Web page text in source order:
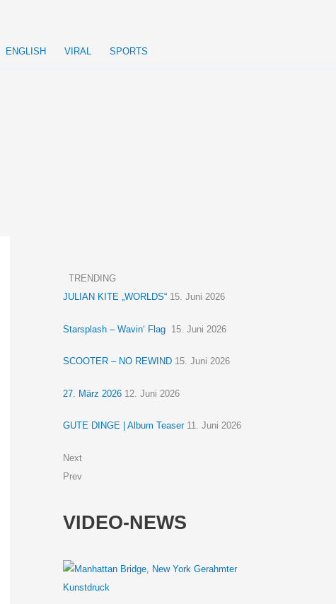
ENGLISH VIRAL SPORTS
TRENDING
JULIAN KITE „WORLDS“ 15. Juni 2026
Starsplash – Wavin‘ Flag 15. Juni 2026
SCOOTER – NO REWIND 15. Juni 2026
27. März 2026 12. Juni 2026
GUTE DINGE | Album Teaser 11. Juni 2026
Next
Prev
VIDEO-NEWS